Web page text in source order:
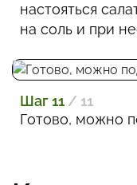
настояться
на соль и при
Шаг 11 / 11
Готово, можно